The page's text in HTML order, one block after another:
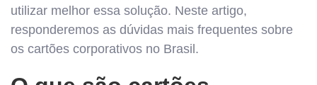
utilizar melhor essa solução. Neste artigo,
responderemos as dúvidas mais frequentes sobre
os cartões corporativos no Brasil.